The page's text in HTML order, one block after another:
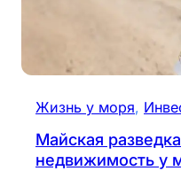
Жизнь у моря,
Майская
недвижимость у